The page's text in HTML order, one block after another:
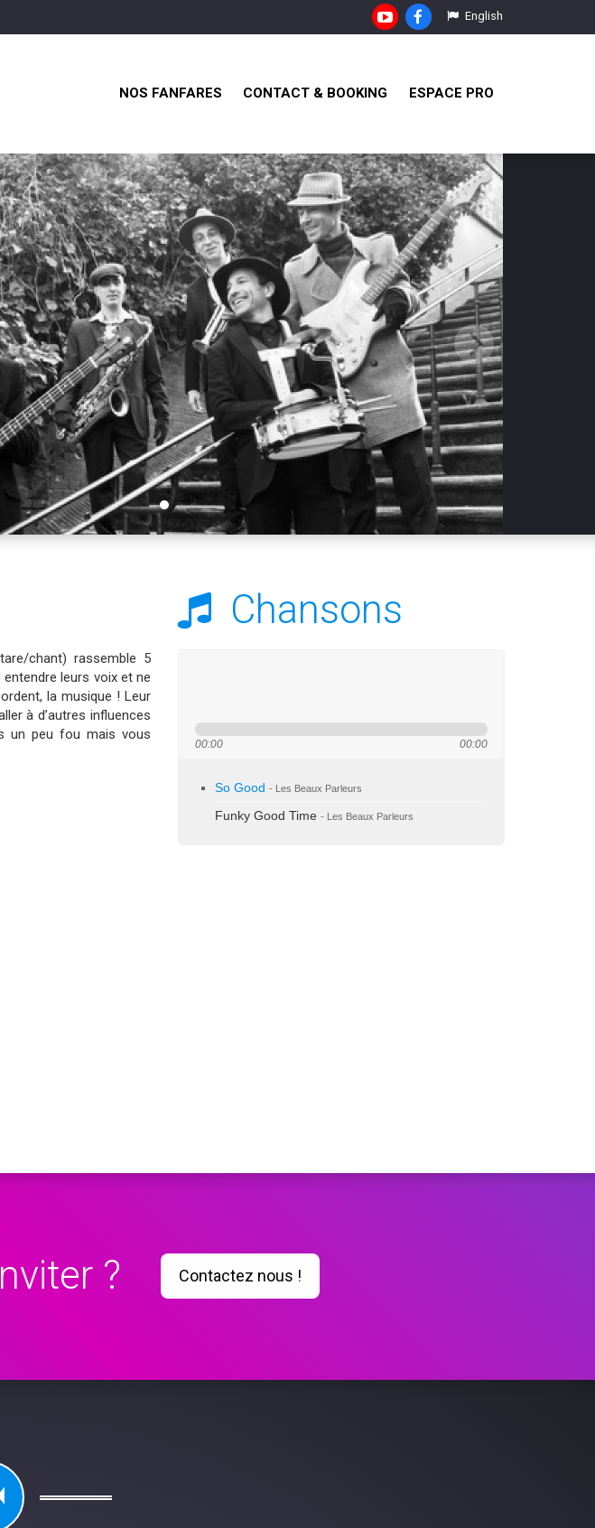
English
NOS FANFARES CONTACT & BOOKING ESPACE PRO
chant) rassemble 5
leurs voix et ne
la musique ! Leur
à d’autres influences
un peu fou mais vous
Chansons
00:00 00:00
So Good - Les Beaux Parleurs
Funky Good Time - Les Beaux Parleurs
? Contactez nous !